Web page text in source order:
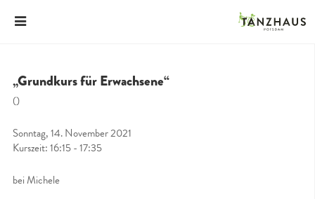
„Grundkurs für Erwachsene“
()
Sonntag, 14. November 2021
Kurszeit: 16:15 - 17:35
bei Michele